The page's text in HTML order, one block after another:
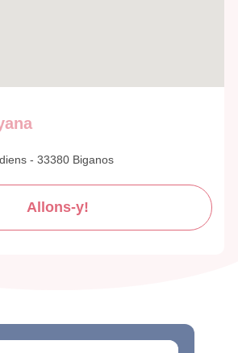
- 33380 Biganos
Allons-y!